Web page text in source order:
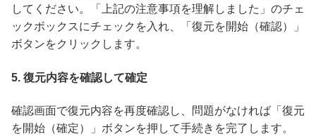
してください。「上記の注意事項を理解しました」のチェ
ックボックスにチェックを入れ、「復元を開始（確認）」
ボタンをクリックします。
5. 復元内容を確認して確定
確認画面で復元内容を再度確認し、問題がなければ「復元
を開始（確定）」ボタンを押して手続きを完了します。